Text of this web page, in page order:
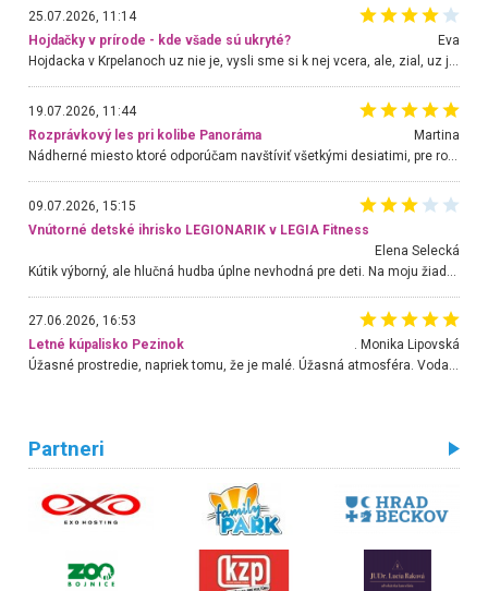
25.07.2026, 11:14
Hojdačky v prírode - kde všade sú ukryté?
Eva
Hojdacka v Krpelanoch uz nie je, vysli sme si k nej vcera, ale, zial, uz je znicena. Ak sem planujete cestu len kvoli hojdacke, mozete si ju usetrit. Krasny vyhlad je tu vsak aj bez hojdacky :-)
19.07.2026, 11:44
Rozprávkový les pri kolibe Panoráma
Martina
Nádherné miesto ktoré odporúčam navštíviť všetkými desiatimi, pre rodiny s deťmi, dôchodcom... Proste a jednoducho ozaj rozprávkový les.. určite ešte prídeme. Odniesli sme si na pamiatku krásne tričká,
09.07.2026, 15:15
Vnútorné detské ihrisko LEGIONARIK v LEGIA Fitness
Elena Selecká
27.06.2026, 16:53
Letné kúpalisko Pezinok
. Monika Lipovská
Úžasné prostredie, napriek tomu, že je malé. Úžasná atmosféra. Voda fantastická a nádherná. Ľudí je pomerne veľa, ale su mili a ohľaduplní. Je veľmi zaujímavé sledovať, ako dokážu spolu športovať cudzí ľudia a bez ohľadu na vek. Vládne tu pohoda. Vnuka neviem dostať z vody. Ďakujem za krásny deň . Urcite sa sem vrátim. Jediný problém je s parkovaním, ale aj ten sa mi podarilo vyriešiť. Monika Bratislava
Partneri